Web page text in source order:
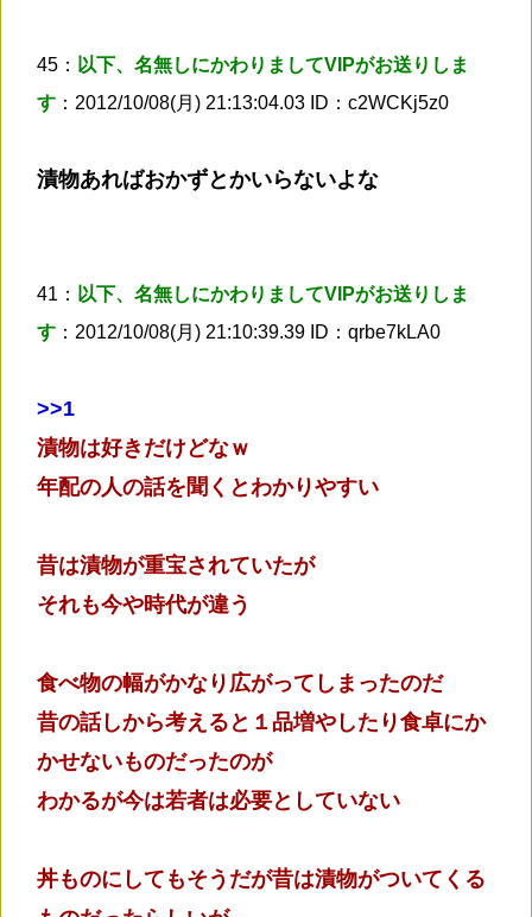
45： 以下、名無しにかわりましてVIPがお送りしま
す ：2012/10/08(月) 21:13:04.03 ID：c2WCKj5z0
漬物あればおかずとかいらないよな
41： 以下、名無しにかわりましてVIPがお送りしま
す ：2012/10/08(月) 21:10:39.39 ID：qrbe7kLA0
>>1
漬物は好きだけどなｗ
年配の人の話を聞くとわかりやすい
昔は漬物が重宝されていたが
それも今や時代が違う
食べ物の幅がかなり広がってしまったのだ
昔の話しから考えると１品増やしたり食卓にか
かせないものだったのが
わかるが今は若者は必要としていない
丼ものにしてもそうだが昔は漬物がついてくる